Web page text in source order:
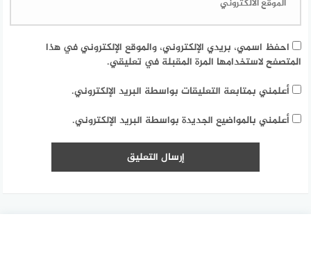
احفظ اسمي، بريدي الإلكتروني، والموقع الإلكتروني في هذا
المتصفح لاستخدامها المرة المقبلة في تعليقي.
أعلمني بمتابعة التعليقات بواسطة البريد الإلكتروني.
أعلمني بالمواضيع الجديدة بواسطة البريد الإلكتروني.